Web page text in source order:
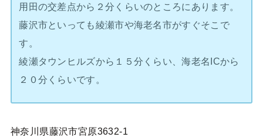
用田の交差点から２分くらいのところにあります。
藤沢市といっても綾瀬市や海老名市がすぐそこで
す。
綾瀬タウンヒルズから１５分くらい、海老名ICから
２０分くらいです。
神奈川県藤沢市宮原3632-1